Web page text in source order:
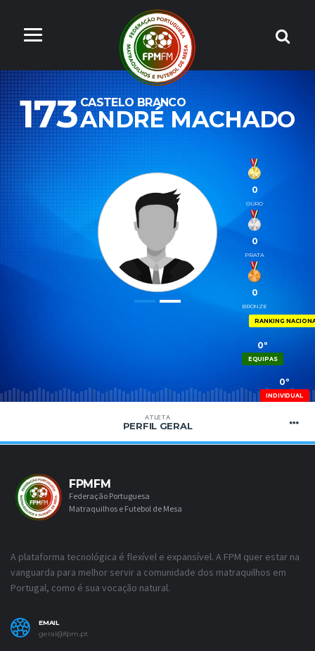
173CASTELO BRANCO
ANDRÉ MACHADO
0
OURO
0
PRATA
0
BRONZE
RANKING
0º
EQUIPAS
0º
INDIVIDUAL
ATLETA
PERFIL GERAL
FPMFM
Federação Portuguesa
Matraquilhos e Futebol de Mesa
A plataforma tecnológica é flexível e expansível. A FPM quer estar na
vanguarda para melhor servir a comunidade dos matraquilhos em
Portugal, como é sua vocação natural.
EMAIL
geral@fpm.pt